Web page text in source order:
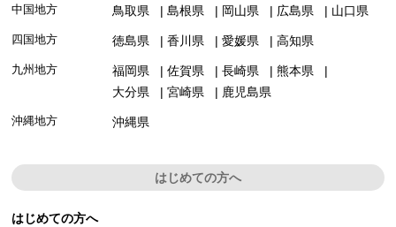
中国地方 鳥取県 島根県 岡山県 広島県 山口県
四国地方 徳島県 香川県 愛媛県 高知県
九州地方 福岡県 佐賀県 長崎県
熊本県
大分県
宮崎県 鹿児島県
沖縄地方 沖縄県
はじめての方へ
はじめての方へ